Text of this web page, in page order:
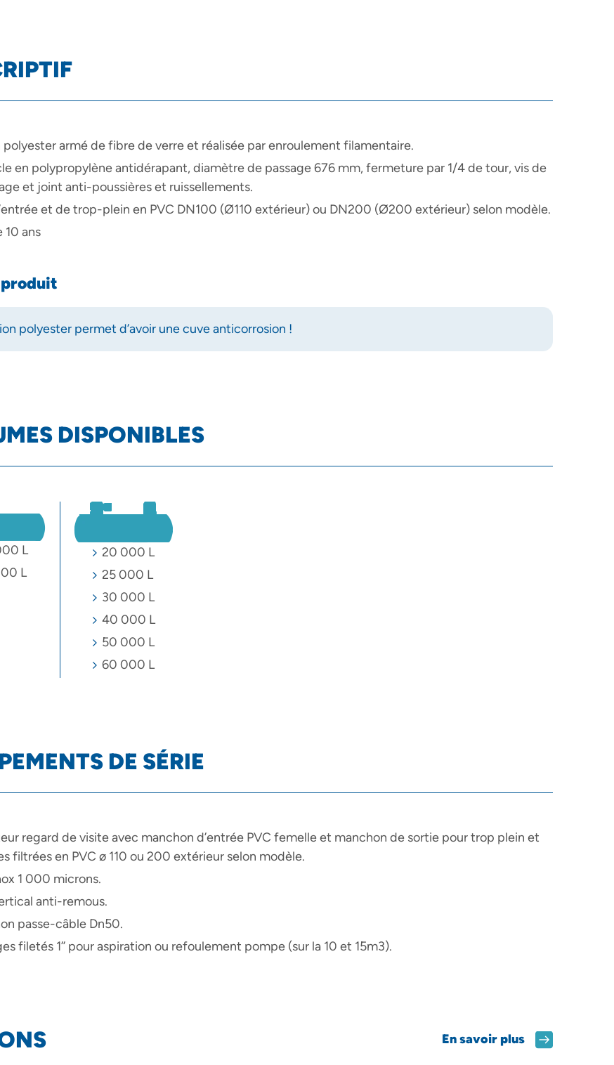
polyester armé de fibre de verre et réalisée par enroulement filamentaire.
en polypropylène antidérapant, diamètre de passage 676 mm, fermeture par 1/4 de tour, vis de
et joint anti-poussières et ruissellements.
et de trop-plein en PVC DN100 (Ø110 extérieur) ou DN200 (Ø200 extérieur) selon modèle.
10 ans
produit
polyester permet d’avoir une cuve anticorrosion !
DISPONIBLES
L
L
20 000 L
25 000 L
30 000 L
40 000 L
50 000 L
60 000 L
DE SÉRIE
regard de visite avec manchon d’entrée PVC femelle et manchon de sortie pour trop plein et
filtrées en PVC ø 110 ou 200 extérieur selon modèle.
1 000 microns.
anti-remous.
passe-câble Dn50.
filetés 1’’ pour aspiration ou refoulement pompe (sur la 10 et 15m3).
En savoir plus